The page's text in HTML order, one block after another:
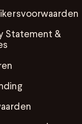
Statement &